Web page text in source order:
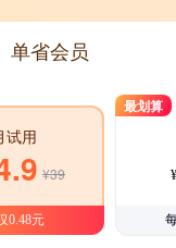
单省会员
试用
¥39
0.48元
最划算
¥